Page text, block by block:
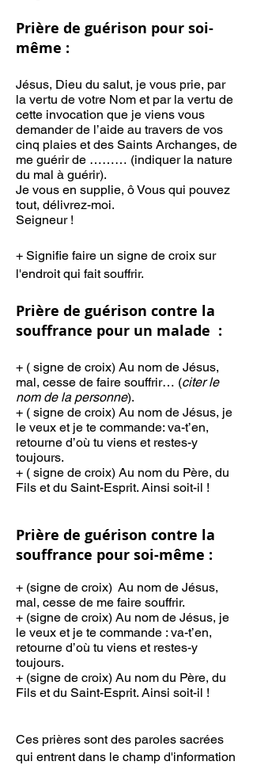
Prière de guérison pour soi-
même :
Jésus, Dieu du salut, je vous prie, par
la vertu de votre Nom et par la vertu de
cette invocation que je viens vous
demander de l’aide au travers de vos
cinq plaies et des Saints Archanges, de
me guérir de ……… (indiquer la nature
du mal à guérir).
Je vous en supplie, ô Vous qui pouvez
tout, délivrez-moi.
Seigneur !
+ Signifie faire un signe de croix sur
l'endroit qui fait souffrir.
Prière de guérison contre la
souffrance pour un malade :
+ ( signe de croix) Au nom de Jésus,
mal, cesse de faire souffrir… (citer le
nom de la personne).
+ ( signe de croix) Au nom de Jésus, je
le veux et je te commande: va-t’en,
retourne d’où tu viens et restes-y
toujours.
+ ( signe de croix) Au nom du Père, du
Fils et du Saint-Esprit. Ainsi soit-il !
Prière de guérison contre la
souffrance pour soi-même :
+ (signe de croix) Au nom de Jésus,
mal, cesse de me faire souffrir.
+ (signe de croix) Au nom de Jésus, je
le veux et je te commande : va-t’en,
retourne d’où tu viens et restes-y
toujours.
+ (signe de croix) Au nom du Père, du
Fils et du Saint-Esprit. Ainsi soit-il !
Ces prières sont des paroles sacrées
qui entrent dans le champ d'information